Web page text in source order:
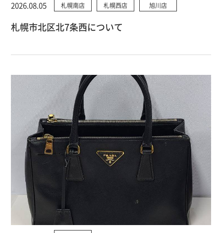
2026.08.05 札幌南店 札幌西店 旭川店
札幌市北区北7条西について